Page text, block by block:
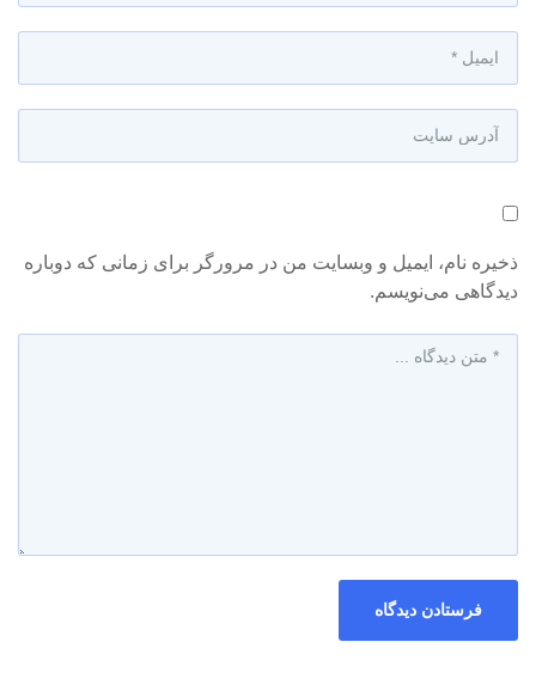
ذخیره نام، ایمیل و وبسایت من در مرورگر برای زمانی که دوباره
دیدگاهی می‌نویسم.